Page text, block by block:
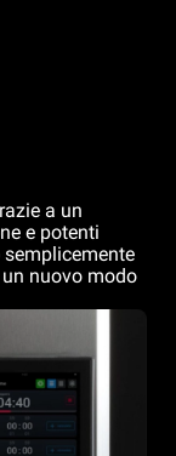
a un
e potenti
nuovo modo